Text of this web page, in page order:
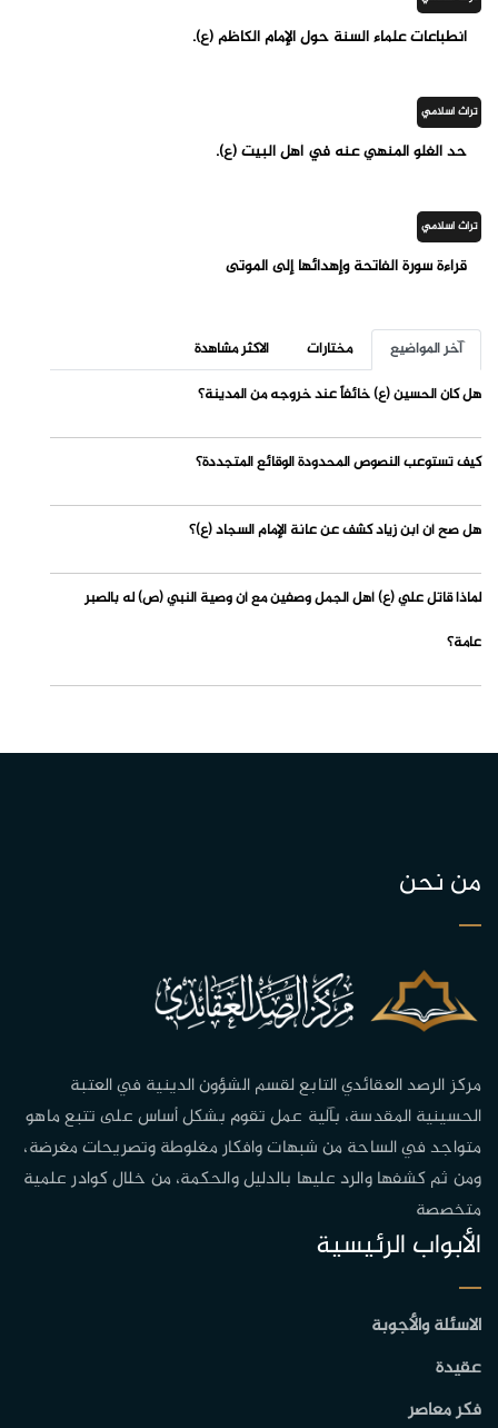
انطباعات علماء السنة حول الإمام الكاظم (ع).
تراث اسلامي
حد الغلو المنهي عنه في أهل البيت (ع).
تراث اسلامي
قراءة سورة الفاتحة وإهدائها إلى الموتى
آخر المواضيع مختارات
الاكثر مشاهدة
هل كان الحسين (ع) خائفاً عند خروجه من المدينة؟
كيف تستوعب النصوص المحدودة الوقائع المتجددة؟
هل صح أن ابن زياد كشف عن عانة الإمام السجاد (ع)؟
لماذا قاتل علي (ع) أهل الجمل وصفين مع أن وصية النبي (ص) له بالصبر
عامة؟
من نحن
مركز الرصد العقائدي التابع لقسم الشؤون الدينية في العتبة
الحسينية المقدسة، بآلية عمل تقوم بشكل أساس على تتبع ماهو
متواجد في الساحة من شبهات وافكار مغلوطة وتصريحات مغرضة،
ومن ثم كشفها والرد عليها بالدليل والحكمة، من خلال كوادر علمية
متخصصة
الأبواب الرئيسية
الاسئلة والأجوبة
عقيدة
فكر معاصر